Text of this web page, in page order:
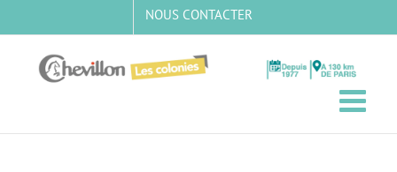
NOUS CONTACTER